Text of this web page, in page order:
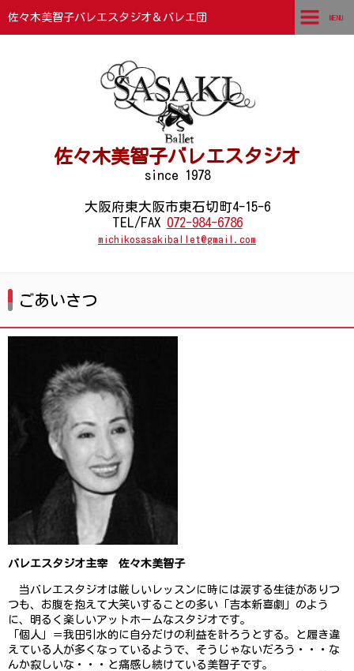
佐々木美智子バレエスタジオ＆バレエ団
佐々木美智子バレエスタジオ
since 1978
大阪府東大阪市東石切町4-15-6
TEL/FAX 072-984-6786
michikosasakiballet@gmail.com
MENU
団員紹介
支部スタジオ・カルチャースタジオ
チケットお申込みフォーム
メディア掲載情報
お問い合わせ
新着情報
ごあいさつ
バレエスタジオ主宰 佐々木美智子
当バレエスタジオは厳しいレッスンに時には涙する生徒がありつ
つも、お腹を抱えて大笑いすることの多い「吉本新喜劇」のよう
に、明るく楽しいアットホームなスタジオです。
「個人」＝我田引水的に自分だけの利益を計ろうとする。と履き違
えている人が多くなっているようで、そうじゃないだろう・・・な
んか寂しいな・・・と痛感し続けている美智子です。